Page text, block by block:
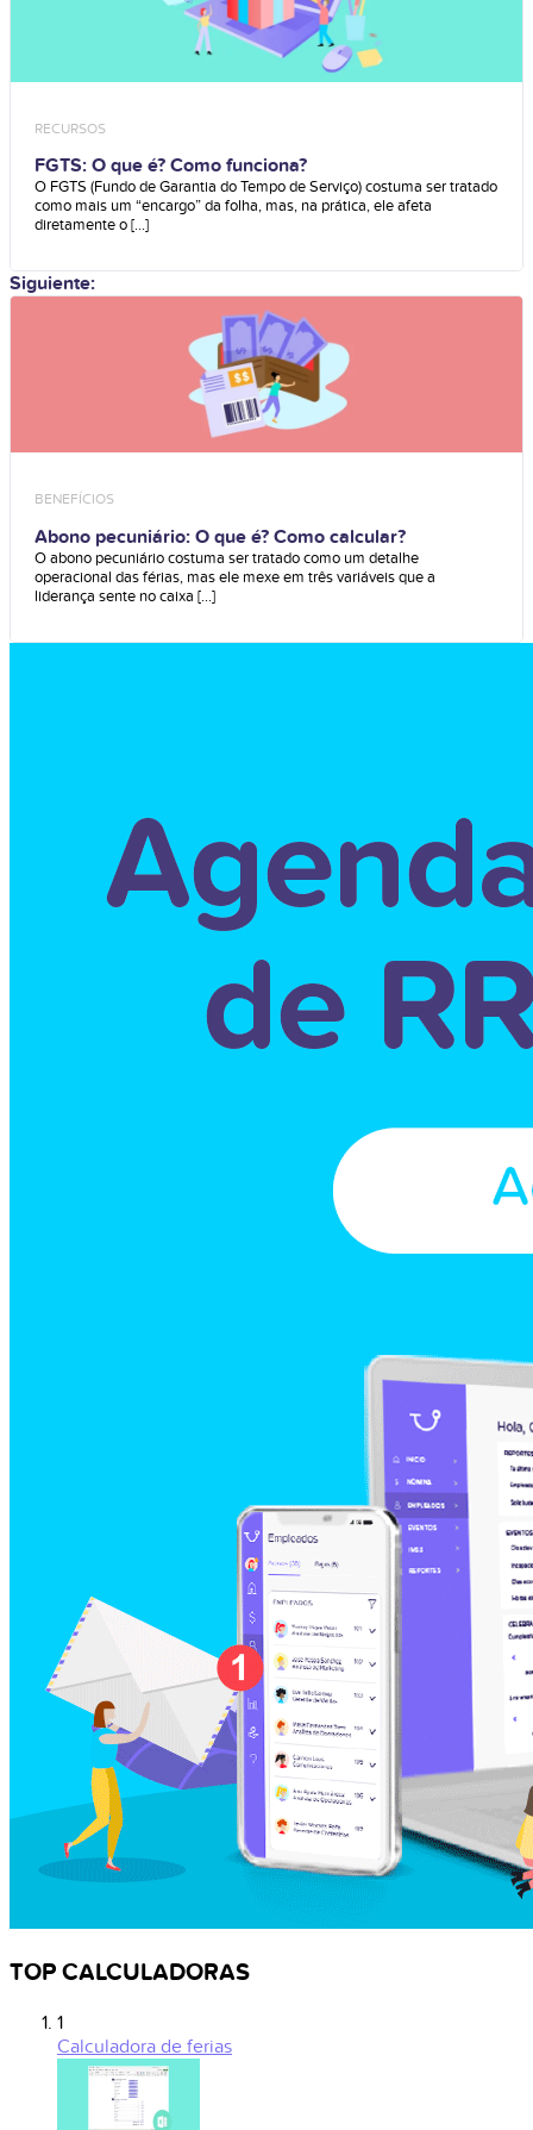
RECURSOS
FGTS: O que é? Como funciona?
O FGTS (Fundo de Garantia do Tempo de Serviço) costuma ser tratado
como mais um “encargo” da folha, mas, na prática, ele afeta
diretamente o [...]
Siguiente:
BENEFÍCIOS
Abono pecuniário: O que é? Como calcular?
O abono pecuniário costuma ser tratado como um detalhe
operacional das férias, mas ele mexe em três variáveis que a
liderança sente no caixa [...]
TOP CALCULADORAS
1
Calculadora de ferias